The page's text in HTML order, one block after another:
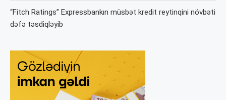
“Fitch Ratings” Expressbankın müsbət kredit reytinqini növbəti
dəfə təsdiqləyib